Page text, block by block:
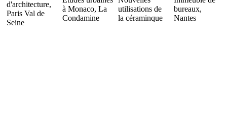
d'architecture,
Paris Val de
Seine
à Monaco, La
Condamine
utilisations de
la céraminque
bureaux,
Nantes